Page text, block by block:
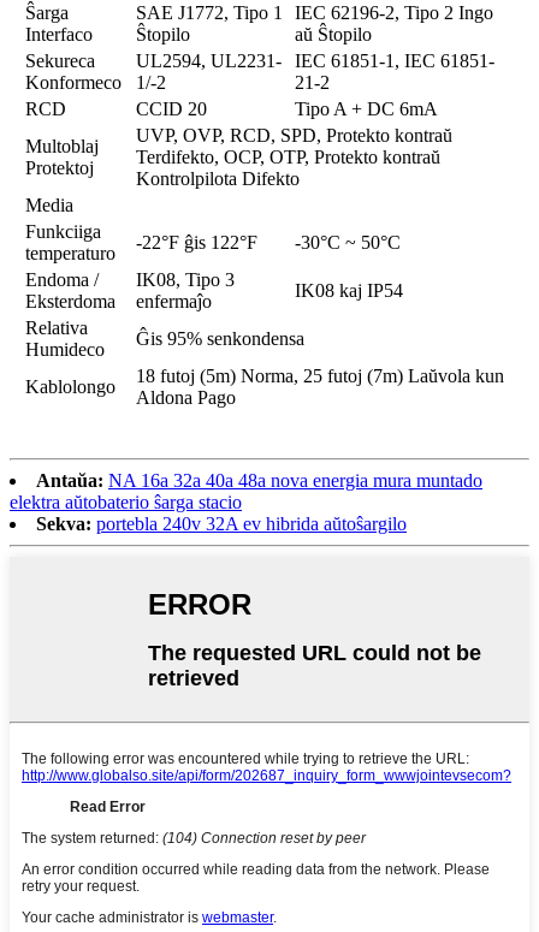
Ŝarga
Interfaco
SAE J1772, Tipo 1
Ŝtopilo
IEC 62196-2, Tipo 2 Ingo
aŭ Ŝtopilo
Sekureca
Konformeco
UL2594, UL2231-
1/-2
IEC 61851-1, IEC 61851-
21-2
RCD
CCID 20
Tipo A + DC 6mA
Multoblaj
Protektoj
UVP, OVP, RCD, SPD, Protekto kontraŭ
Terdifekto, OCP, OTP, Protekto kontraŭ
Kontrolpilota Difekto
Media
Funkciiga
temperaturo
-22°F ĝis 122°F
-30°C ~ 50°C
Endoma /
Eksterdoma
IK08, Tipo 3
enfermaĵo
IK08 kaj IP54
Relativa
Humideco
Ĝis 95% senkondensa
Kablolongo
18 futoj (5m) Norma, 25 futoj (7m) Laŭvola kun
Aldona Pago
Antaŭa: NA 16a 32a 40a 48a nova energia mura muntado
elektra aŭtobaterio ŝarga stacio
Sekva: portebla 240v 32A ev hibrida aŭtoŝargilo